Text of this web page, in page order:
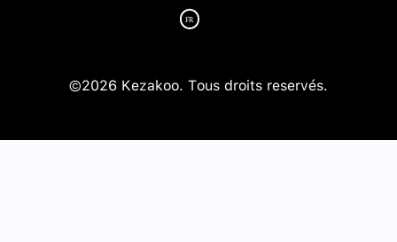
©2026 Kezakoo. Tous droits reservés.